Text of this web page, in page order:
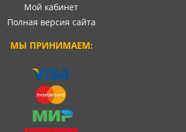
Мой кабинет
Полная версия сайта
МЫ ПРИНИМАЕМ: